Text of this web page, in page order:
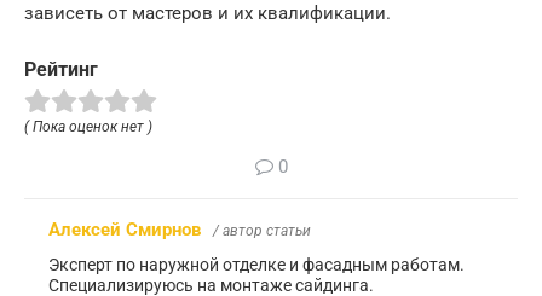
зависеть от мастеров и их квалификации.
Рейтинг
( Пока оценок нет )
0
Алексей Смирнов / автор статьи
Эксперт по наружной отделке и фасадным работам.
Специализируюсь на монтаже сайдинга.